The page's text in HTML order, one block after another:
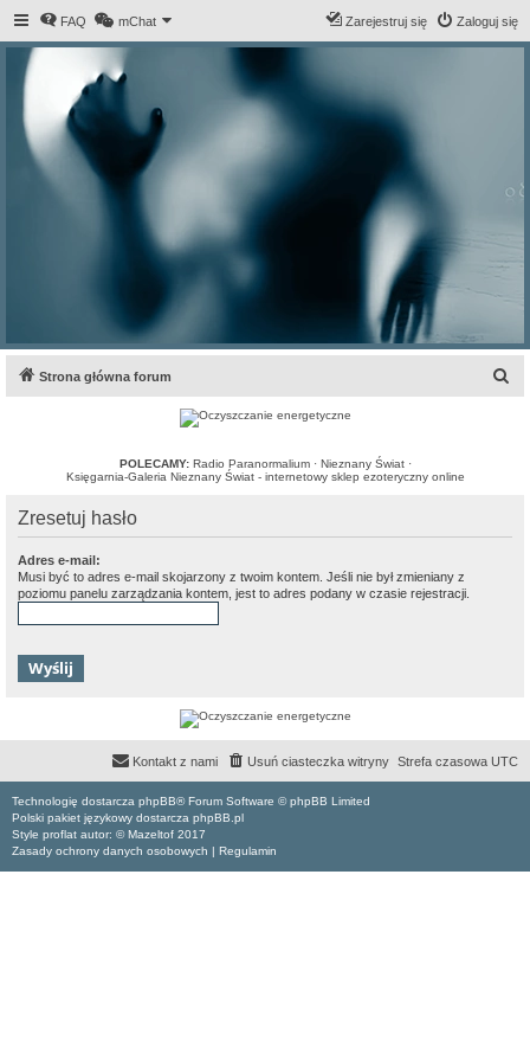
FAQ mChat Zaloguj się
Zarejestruj się
Strona główna forum
POLECAMY: Radio Paranormalium· Nieznany Świat·
Księgarnia-Galeria Nieznany Świat - internetowy sklep ezoteryczny online
Zresetuj hasło
Adres e-mail:
Musi być to adres e-mail skojarzony z twoim kontem. Jeśli nie był zmieniany z
poziomu panelu zarządzania kontem, jest to adres podany w czasie rejestracji.
Strefa czasowa UTC
Usuń ciasteczka witryny
Kontakt z nami
Technologię dostarcza phpBB® Forum Software © phpBB Limited
Polski pakiet językowy dostarcza phpBB.pl
Style proflat autor: ©Mazeltof 2017
Zasady ochrony danych osobowych | Regulamin